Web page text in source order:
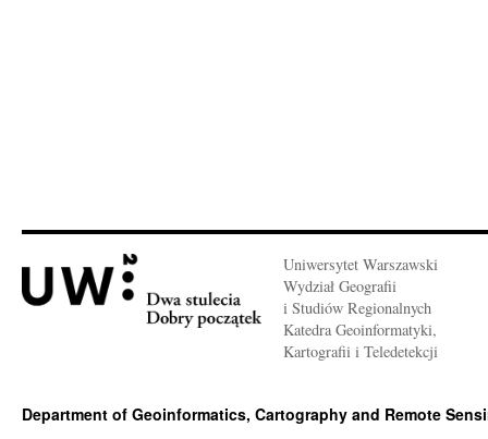
Uniwersytet Warszawski
Wydział Geografii
i Studiów Regionalnych
Katedra Geoinformatyki,
Kartografii i Teledetekcji
Department of Geoinformatics, Cartography and Remote